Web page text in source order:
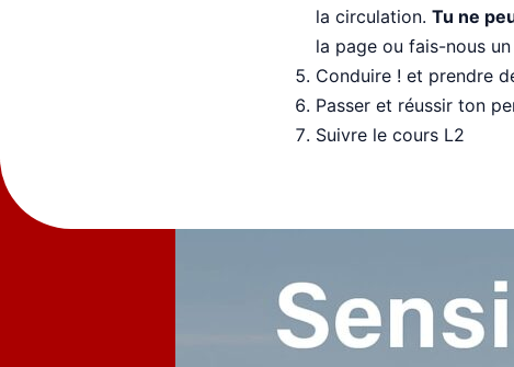
la circulation.Tu ne
la page ou fais-nous
Conduire ! et prendre
Passer et réussir ton
Suivre le cours L2